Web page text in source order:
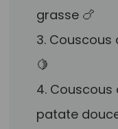
grasse 🍗
3. Couscous
🍋
4. Couscous
patate